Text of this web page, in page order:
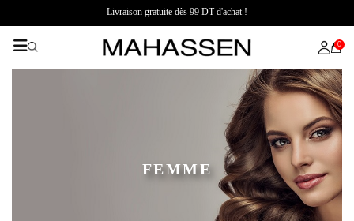
Livraison gratuite dès 99 DT d'achat !
0
FEMME